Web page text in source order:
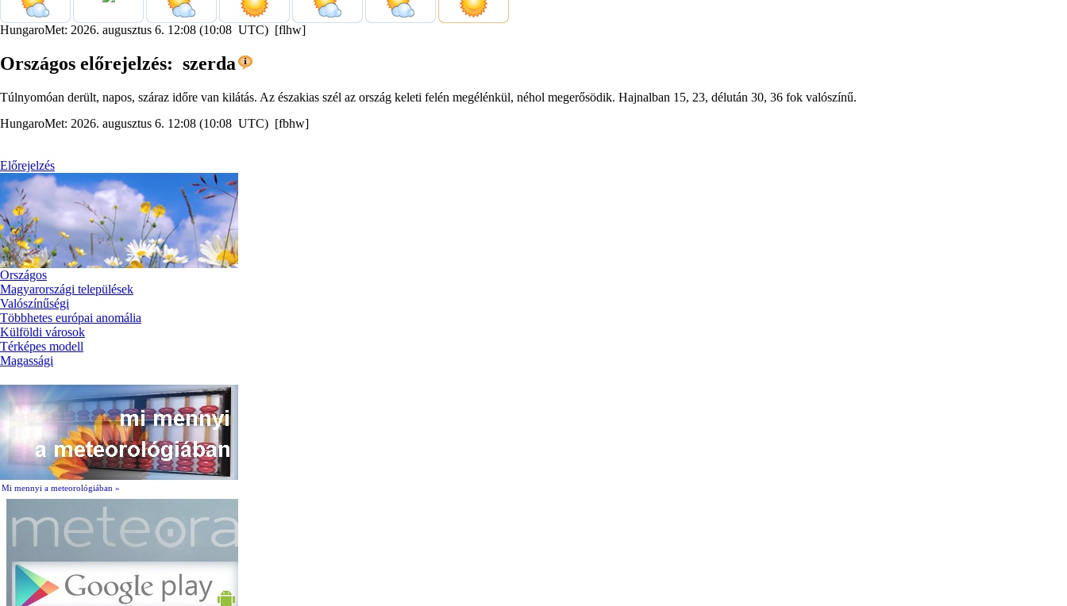
HungaroMet: 2026. augusztus 6. 12:08 (10:08 UTC) [flhw]
Országos előrejelzés: szerda
Túlnyomóan derült, napos, száraz időre van kilátás. Az északias szél az ország keleti felén megélénkül, néhol megerősödik. Hajnalban 15, 23, délután 30, 36 fok valószínű.
HungaroMet: 2026. augusztus 6. 12:08 (10:08 UTC) [fbhw]
Előrejelzés
Országos
Magyarországi települések
Valószínűségi
Többhetes európai anomália
Külföldi városok
Térképes modell
Magassági
Mi mennyi a meteorológiában »